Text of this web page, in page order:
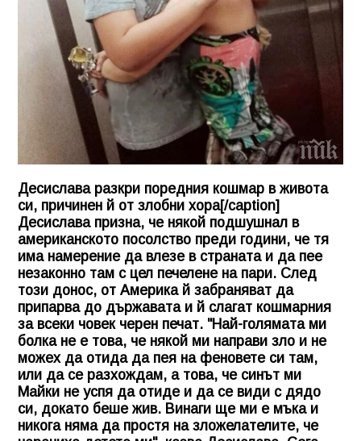
Десислава разкри поредния кошмар в живота
си, причинен й от злобни хора[/caption]
Десислава призна, че някой подшушнал в
американското посолство преди години, че тя
има намерение да влезе в страната и да пее
незаконно там с цел печелене на пари. След
този донос, от Америка й забраняват да
припарва до държавата и й слагат кошмарния
за всеки човек черен печат. "Най-голямата ми
болка не е това, че някой ми направи зло и не
можех да отида да пея на феновете си там,
или да се разхождам, а това, че синът ми
Майки не успя да отиде и да се види с дядо
си, докато беше жив. Винаги ще ми е мъка и
никога няма да простя на зложелателите, че